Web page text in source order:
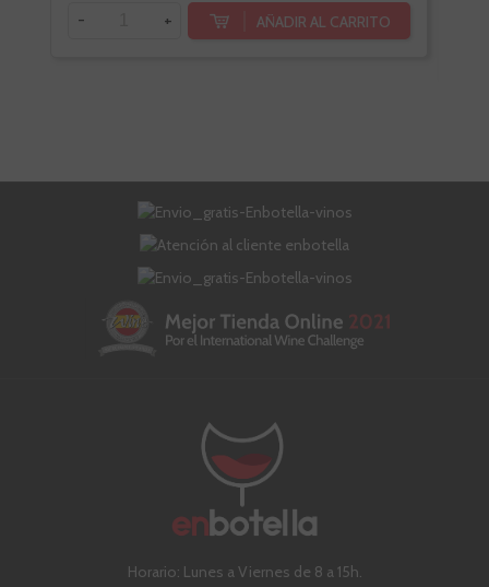
- + AÑADIR AL CARRITO
Horario: Lunes a Viernes de 8 a 15h.